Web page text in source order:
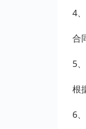
4
合
5
根
6